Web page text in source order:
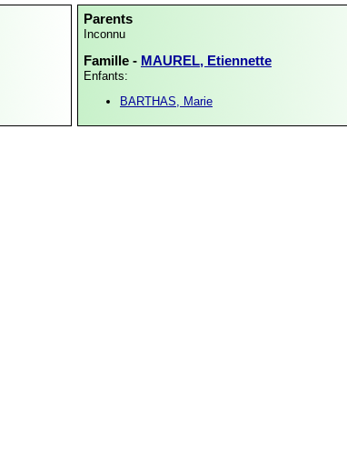
Parents
Inconnu
Famille - MAUREL, Etiennette
Enfants:
BARTHAS, Marie